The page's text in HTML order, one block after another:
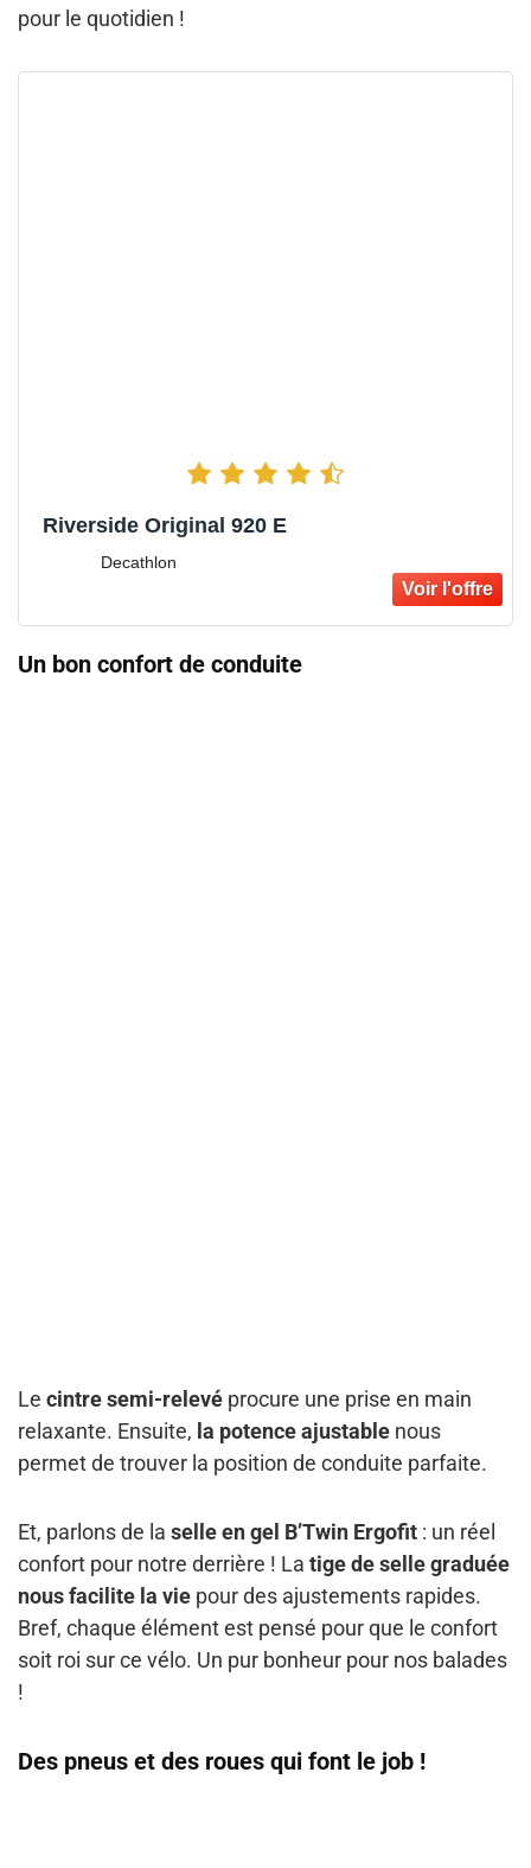
pour le quotidien !
Riverside Original 920 E
Decathlon
Un bon confort de conduite
Le cintre semi-relevé procure une prise en main
relaxante. Ensuite, la potence ajustable nous
permet de trouver la position de conduite parfaite.
Et, parlons de la selle en gel B’Twin Ergofit : un réel
confort pour notre derrière ! La tige de selle graduée
nous facilite la vie pour des ajustements rapides.
Bref, chaque élément est pensé pour que le confort
soit roi sur ce vélo. Un pur bonheur pour nos balades
!
Des pneus et des roues qui font le job !